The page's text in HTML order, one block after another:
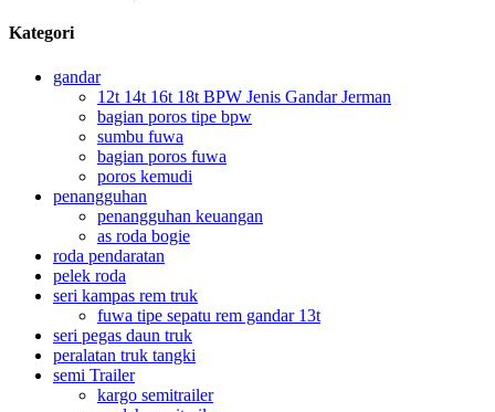
Kategori
gandar
12t 14t 16t 18t BPW Jenis Gandar Jerman
bagian poros tipe bpw
sumbu fuwa
bagian poros fuwa
poros kemudi
penangguhan
penangguhan keuangan
as roda bogie
roda pendaratan
pelek roda
seri kampas rem truk
fuwa tipe sepatu rem gandar 13t
seri pegas daun truk
peralatan truk tangki
semi Trailer
kargo semitrailer